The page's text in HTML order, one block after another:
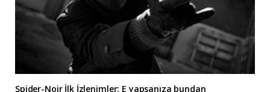
Spider-Noir İlk İzlenimler: E yapsanıza bundan